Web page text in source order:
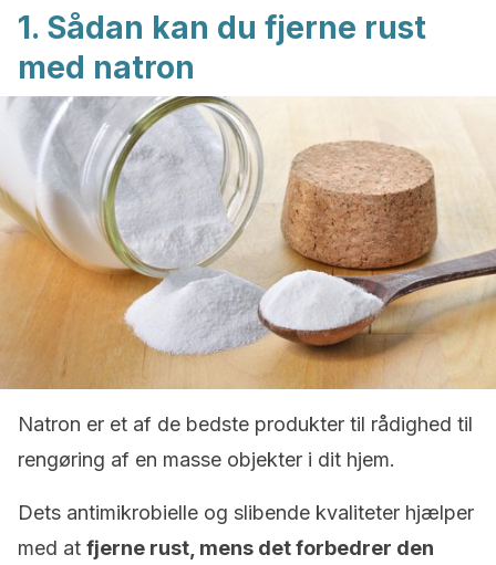
1. Sådan kan du fjerne rust
med natron
Natron er et af de bedste produkter til rådighed til
rengøring af en masse objekter i dit hjem.
Dets antimikrobielle og slibende kvaliteter hjælper
med at fjerne rust, mens det forbedrer den